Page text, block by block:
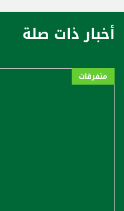
أخبار ذات صلة
متفرقات